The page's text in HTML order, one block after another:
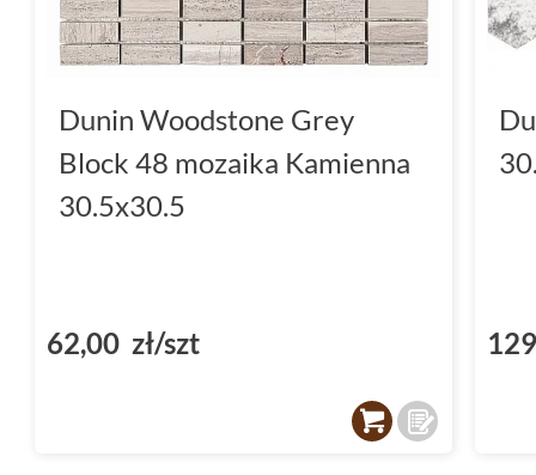
Dunin Woodstone Grey
Block 48 mozaika Kamienna
30.5x30.5
62,00 zł/szt